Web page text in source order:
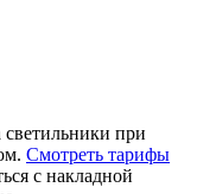
при
Смотреть тарифы
с накладной